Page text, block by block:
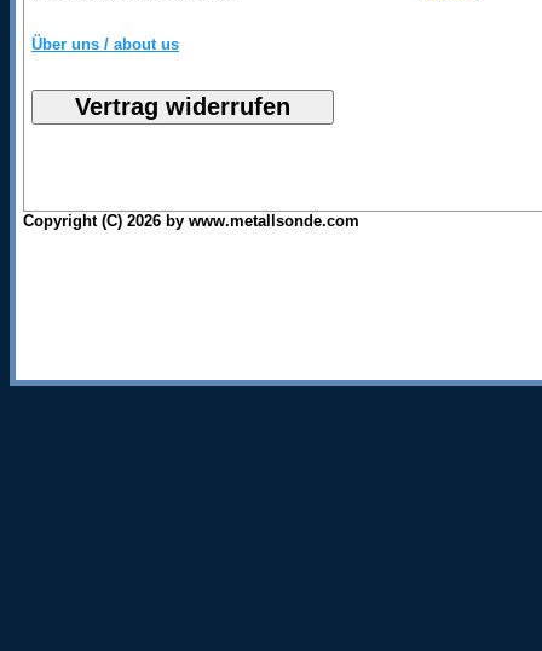
Über uns / about us
Copyright (C) 2026 by www.metallsonde.com